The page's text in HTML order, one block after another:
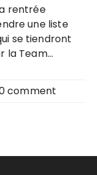
une liste
se tiendront
la Team…
comment